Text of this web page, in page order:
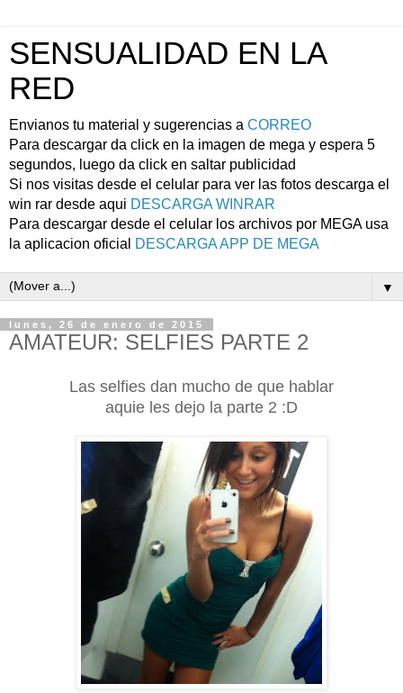
SENSUALIDAD EN LA
RED
Envianos tu material y sugerencias a CORREO
Para descargar da click en la imagen de mega y espera 5
segundos, luego da click en saltar publicidad
Si nos visitas desde el celular para ver las fotos descarga el
win rar desde aqui DESCARGA WINRAR
Para descargar desde el celular los archivos por MEGA usa
la aplicacion oficial
DESCARGA APP DE MEGA
▼
lunes, 26 de enero de 2015
AMATEUR: SELFIES PARTE 2
Las selfies dan mucho de que hablar
aquie les dejo la parte 2 :D